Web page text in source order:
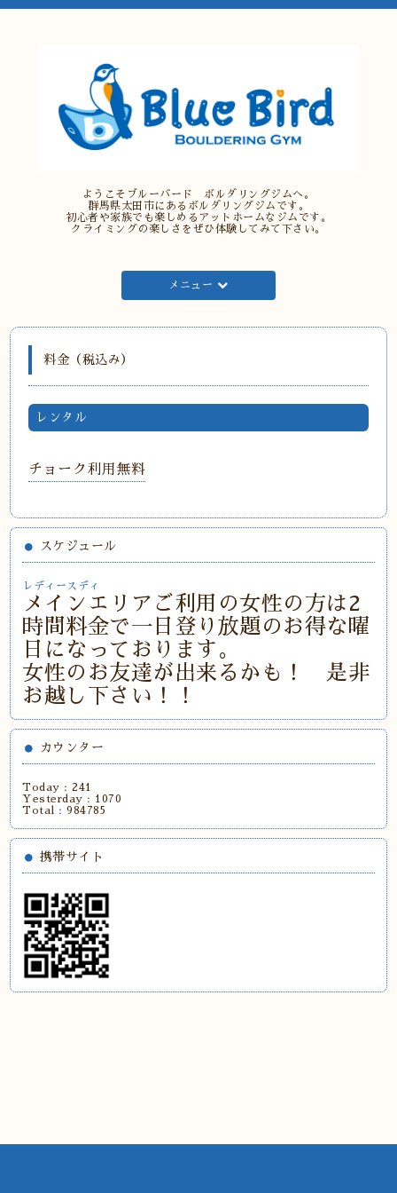
ようこそブルーバード ボルダリングジムへ。
群馬県太田市にあるボルダリングジムです。
初心者や家族でも楽しめるアットホームなジムです。
クライミングの楽しさをぜひ体験してみて下さい。
メニュー
料金（税込み）
レンタル
チョーク利用無料
スケジュール
レディースディ
メインエリアご利用の女性の方は2
時間料金で一日登り放題のお得な曜
日になっております。
女性のお友達が出来るかも！ 是非
お越し下さい！！
カウンター
Today :241
Yesterday : 1070
Total :984785
携帯サイト